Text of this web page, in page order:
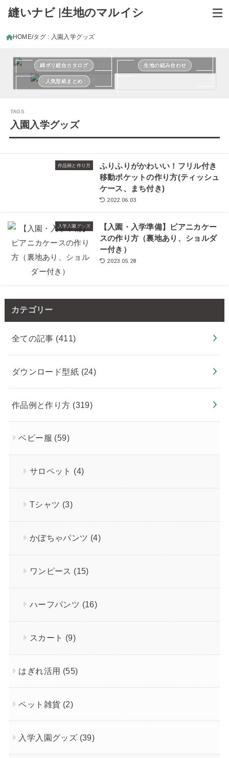
縫いナビ |生地のマルイシ
HOME タグ : 入園入学グッズ
綿ポリ総合カタログ 生地の組み合わせ
人気型紙まとめ
入園入学グッズ
作品例と作り方
ふりふりがかわいい！フリル付き
移動ポケットの作り方(ティッシュ
ケース、まち付き)
2022.06.03
入学入園グッズ
【入園・入学準備】ピアニカケー
スの作り方（裏地あり、ショルダ
ー付き）
2023.05.28
カテゴリー
全ての記事 (411)
ダウンロード型紙 (24)
作品例と作り方 (319)
ベビー服 (59)
サロペット (4)
Tシャツ (3)
かぼちゃパンツ (4)
ワンピース (15)
ハーフパンツ (16)
スカート (9)
はぎれ活用 (55)
ペット雑貨 (2)
入学入園グッズ (39)